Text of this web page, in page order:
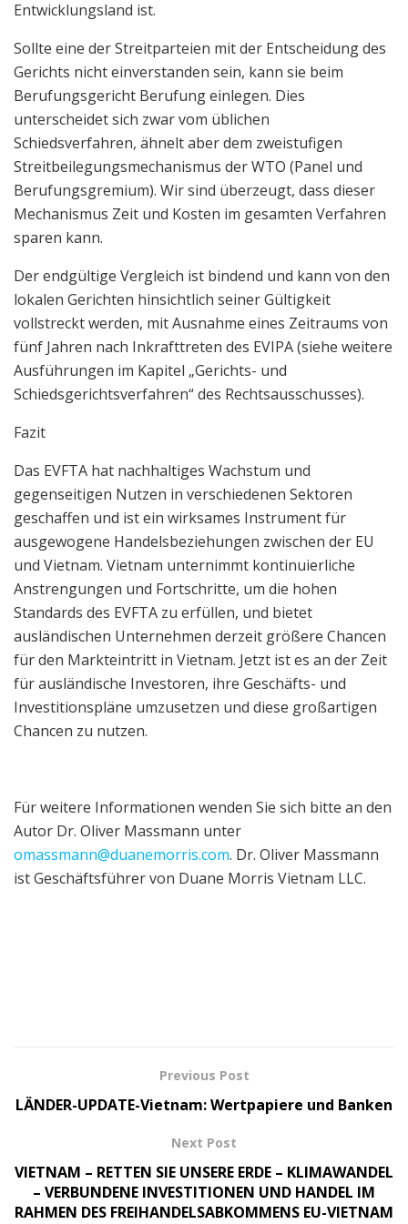
Entwicklungsland ist.
Sollte eine der Streitparteien mit der Entscheidung des
Gerichts nicht einverstanden sein, kann sie beim
Berufungsgericht Berufung einlegen. Dies
unterscheidet sich zwar vom üblichen
Schiedsverfahren, ähnelt aber dem zweistufigen
Streitbeilegungsmechanismus der WTO (Panel und
Berufungsgremium). Wir sind überzeugt, dass dieser
Mechanismus Zeit und Kosten im gesamten Verfahren
sparen kann.
Der endgültige Vergleich ist bindend und kann von den
lokalen Gerichten hinsichtlich seiner Gültigkeit
vollstreckt werden, mit Ausnahme eines Zeitraums von
fünf Jahren nach Inkrafttreten des EVIPA (siehe weitere
Ausführungen im Kapitel „Gerichts- und
Schiedsgerichtsverfahren“ des Rechtsausschusses).
Fazit
Das EVFTA hat nachhaltiges Wachstum und
gegenseitigen Nutzen in verschiedenen Sektoren
geschaffen und ist ein wirksames Instrument für
ausgewogene Handelsbeziehungen zwischen der EU
und Vietnam. Vietnam unternimmt kontinuierliche
Anstrengungen und Fortschritte, um die hohen
Standards des EVFTA zu erfüllen, und bietet
ausländischen Unternehmen derzeit größere Chancen
für den Markteintritt in Vietnam. Jetzt ist es an der Zeit
für ausländische Investoren, ihre Geschäfts- und
Investitionspläne umzusetzen und diese großartigen
Chancen zu nutzen.
Für weitere Informationen wenden Sie sich bitte an den
Autor Dr. Oliver Massmann unter
omassmann@duanemorris.com. Dr. Oliver Massmann
ist Geschäftsführer von Duane Morris Vietnam LLC.
Previous Post
LÄNDER-UPDATE-Vietnam: Wertpapiere und Banken
Next Post
VIETNAM – RETTEN SIE UNSERE ERDE – KLIMAWANDEL
– VERBUNDENE INVESTITIONEN UND HANDEL IM
RAHMEN DES FREIHANDELSABKOMMENS EU-VIETNAM